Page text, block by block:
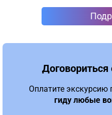
Договориться
Оплатите экскурсию
гиду любые